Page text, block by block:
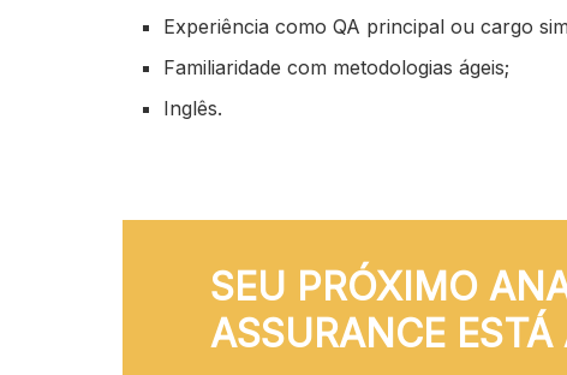
Experiência como QA principal ou cargo
Familiaridade com metodologias ágeis;
Inglês.
SEU PRÓXIMO
ASSURANCE ESTÁ